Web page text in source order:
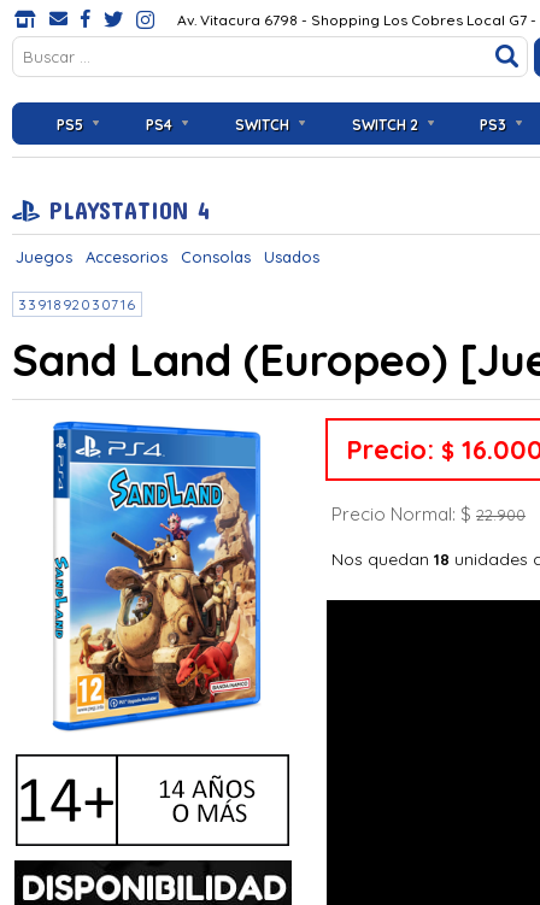
Av. Vitacura 6798 - Shopping Los Cobres Local G7
PS5 PS4 SWITCH SWITCH 2 PS3
PLAYSTATION 4
Juegos Accesorios Consolas Usados
3391892030716
Sand Land (Europeo)
Precio: $
Precio Normal: $ 22.900
Nos quedan 18 unidades